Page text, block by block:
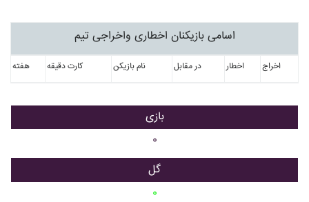
اسامی بازیکنان اخطاری واخراجی تیم
هفته کارت دقیقه نام بازیکن در مقابل اخطار اخراج
بازی
۰
گل
۰